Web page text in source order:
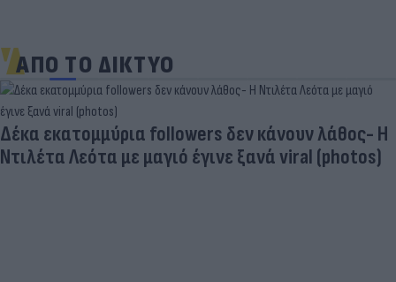
ΑΠΟ ΤΟ ΔΙΚΤΥΟ
Η